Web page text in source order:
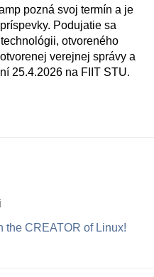
pozná svoj termín a je
Podujatie sa
otvoreného
verejnej správy a
25.4.2026 na FIIT STU.
the CREATOR of Linux!